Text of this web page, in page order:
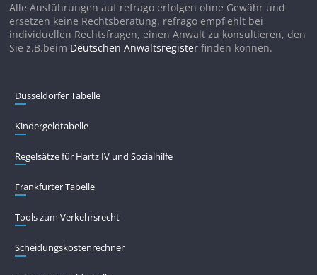
Alle Ausführungen auf refrago erfolgen ohne Gewähr und
ersetzen keine Rechtsberatung. refrago empfiehlt bei
individuellen Rechtsfragen, einen Anwalt zu konsultieren, den
Sie z.B.beim Deutschen Anwaltsregister finden können.
Düsseldorfer Tabelle
Kindergeldtabelle
Regelsätze für Hartz IV und Sozialhilfe
Frankfurter Tabelle
Tools zum Verkehrsrecht
Scheidungskostenrechner